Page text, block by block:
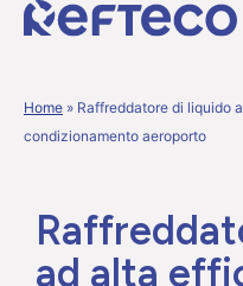
Home » Raffreddatore di liquido
condizionamento aeroporto
ad alta